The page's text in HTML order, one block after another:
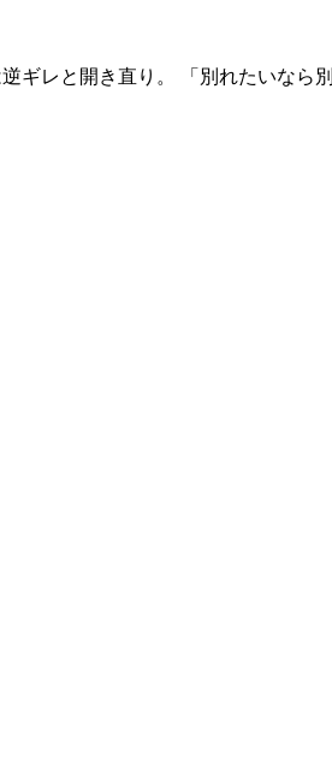
ギレと開き直り。 「別れたいな